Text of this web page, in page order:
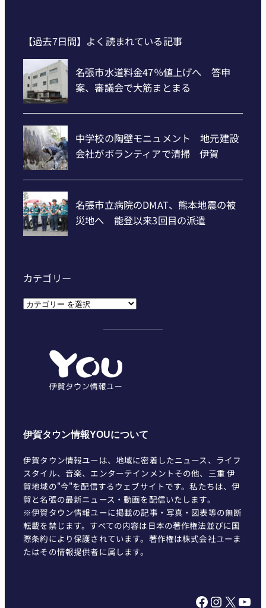
【過去7日間】よく読まれている記事
カテゴリー
カ
伊賀タウン情報YOUについて
伊賀タウン情報ユーは、地域に密着したニュース、ライフ
スタイル、音楽、エンターテインメントその他、三重 伊
賀地域の"今"を配信するウェブサイトです。私たちは、伊
賀と名張の最新ニュース・動画を配信いたします。
※伊賀タウン情報ユーに掲載の記事・写真・図表等の無断
転載を禁じます。すべての内容は日本の著作権法並びに国
際条約により保護されています。著作権は株式会社ユーま
たはその情報提供者に属します。
Facebook InstagramX YouTube